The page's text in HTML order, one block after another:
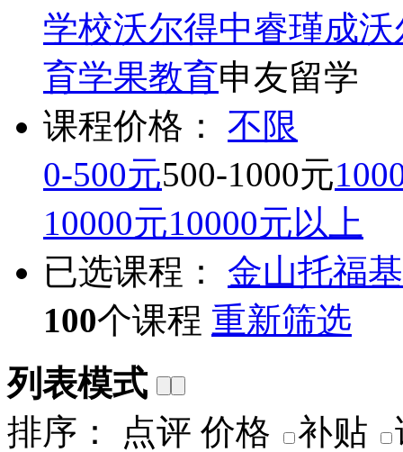
学校沃尔得中睿瑾成沃
育学果教育申友留学
课程价格：
不限
0-500元500-1000元
10000元10000元以上
已选课程：
金山托福
100个课程 重新筛选
列表模式
排序：
点评 价格 补贴